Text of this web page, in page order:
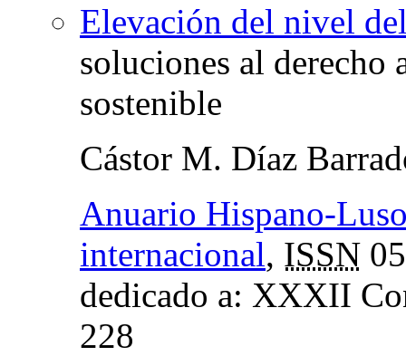
Elevación del nivel
soluciones al derecho
sostenible
Cástor M. Díaz
Anuario Hispano-
internacional, ISSN
dedicado a: XXXII
228